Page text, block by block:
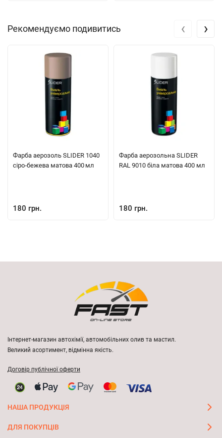
Рекомендуємо подивитись
Фарба аерозоль SLIDER 1040
сіро‑бежева матова 400 мл
180 грн.
Фарба аерозольна SLIDER
RAL 9010 біла матова 400 мл
180 грн.
‹ ›
Інтернет-магазин автохімії, автомобільних олив та мастил.
Великий асортимент, відмінна якість.
Договір публічної оферти
НАША ПРОДУКЦІЯ
ДЛЯ ПОКУПЦІВ